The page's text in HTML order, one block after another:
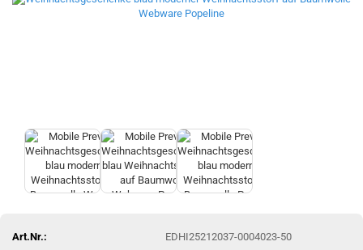
Art.Nr.:
EDHI25212037-0004023-50